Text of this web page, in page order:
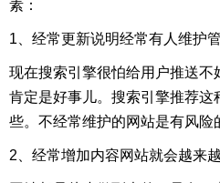
素：
1、经常更新说明经常有人维护
现在搜索引擎很怕给用户推送不
肯定是好事儿。搜索引擎推荐这
些。不经常维护的网站是有风险
2、经常增加内容网站就会越来